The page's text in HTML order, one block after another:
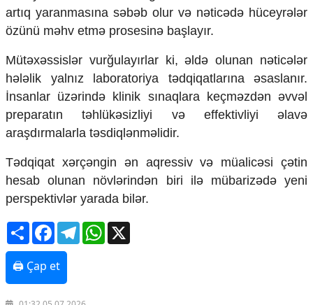
Zəfər Diasporu
Səhiyyə
Turizm
İqtisadiyyat
İqtisadi xəbərlər
Energetika
Neft-qaz
Əmək və sosial siyasət
Kənd təsərrüfatı
Hərbi sənaye
Telekommunikasiya və nəqliyyat
COP29
Cəmiyyət
Crossmedia.az - 1 yaş
Siyasət
artıq yaranmasına səbəb olur və nəticədə hüceyrələr
özünü məhv etmə prosesinə başlayır.
Mütəxəssislər vurğulayırlar ki, əldə olunan nəticələr
hələlik yalnız laboratoriya tədqiqatlarına əsaslanır.
İnsanlar üzərində klinik sınaqlara keçməzdən əvvəl
preparatın təhlükəsizliyi və effektivliyi əlavə
araşdırmalarla təsdiqlənməlidir.
Tədqiqat xərçəngin ən aqressiv və müalicəsi çətin
hesab olunan növlərindən biri ilə mübarizədə yeni
perspektivlər yarada bilər.
ShareFacebookTelegramWhatsApp
🖨 Çap et